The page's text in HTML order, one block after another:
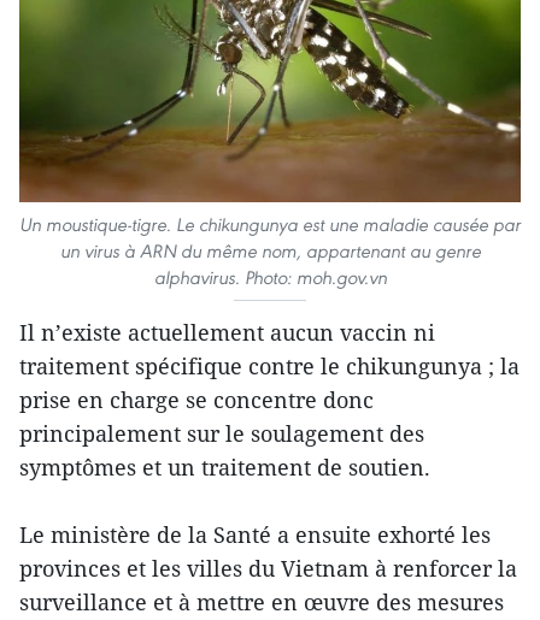
Un moustique-tigre. Le chikungunya est une maladie causée par
un virus à ARN du même nom, appartenant au genre
alphavirus. Photo: moh.gov.vn
Il n’existe actuellement aucun vaccin ni
traitement spécifique contre le chikungunya ; la
prise en charge se concentre donc
principalement sur le soulagement des
symptômes et un traitement de soutien.
Le ministère de la Santé a ensuite exhorté les
provinces et les villes du Vietnam à renforcer la
surveillance et à mettre en œuvre des mesures